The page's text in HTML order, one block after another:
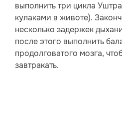
выполнить три цикла
кулаками в животе).
несколько задержек
после этого выполнить
продолговатого мозга,
завтракать.